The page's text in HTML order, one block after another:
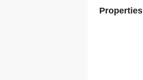
Properties